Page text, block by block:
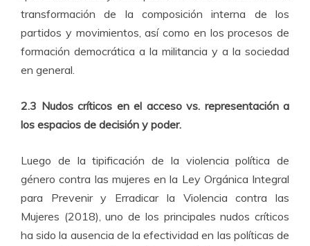
transformación de la composición interna de los
partidos y movimientos, así como en los procesos de
formación democrática a la militancia y a la sociedad
en general.
2.3 Nudos críticos en el acceso vs. representación a
los espacios de decisión y poder.
Luego de la tipificación de la violencia política de
género contra las mujeres en la Ley Orgánica Integral
para Prevenir y Erradicar la Violencia contra las
Mujeres (2018), uno de los principales nudos críticos
ha sido la ausencia de la efectividad en las políticas de